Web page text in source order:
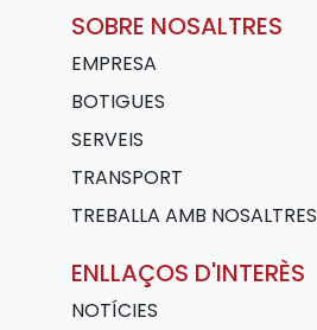
SOBRE NOSALTRES
EMPRESA
BOTIGUES
SERVEIS
TRANSPORT
TREBALLA AMB NOSALTRES
ENLLAÇOS D'INTERÈS
NOTÍCIES